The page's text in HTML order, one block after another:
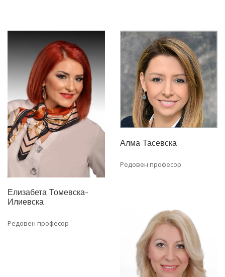
Елизабета Томевска-
Илиевска
Редовен професор
Алма Тасевска
Редовен професор